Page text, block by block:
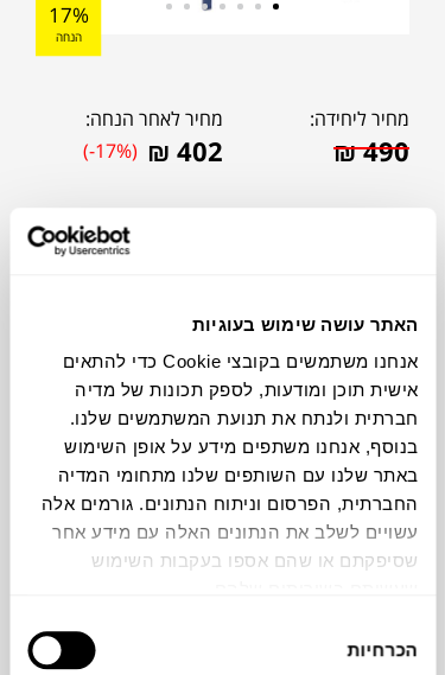
האתר עושה שימוש בעוגיות
אנחנו משתמשים בקובצי Cookie כדי להתאים
אישית תוכן ומודעות, לספק תכונות של מדיה
חברתית ולנתח את תנועת המשתמשים שלנו.
בנוסף, אנחנו משתפים מידע על אופן השימוש
באתר שלנו עם השותפים שלנו מתחומי המדיה
החברתית, הפרסום וניתוח הנתונים. גורמים אלה
עשויים לשלב את הנתונים האלה עם מידע אחר
שסיפקתם או שהם אספו בעקבות השימוש
הסכמה
הכרחיות
17%
הנחה
מחיר ליחידה:
₪490
מחיר לאחר הנחה:
₪ 402
(-17%)
להדמיית AI Design
צבעים